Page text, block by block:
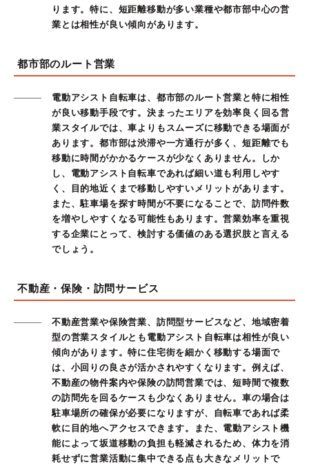
ります。特に、短距離移動が多い業種や都市部中心の営
業とは相性が良い傾向があります。
都市部のルート営業
電動アシスト自転車は、都市部のルート営業と特に相性
が良い移動手段です。決まったエリアを効率良く回る営
業スタイルでは、車よりもスムーズに移動できる場面が
あります。都市部は渋滞や一方通行が多く、短距離でも
移動に時間がかかるケースが少なくありません。しか
し、電動アシスト自転車であれば細い道も利用しやす
く、目的地近くまで移動しやすいメリットがあります。
また、駐車場を探す時間が不要になることで、訪問件数
を増やしやすくなる可能性もあります。営業効率を重視
する企業にとって、検討する価値のある選択肢と言える
でしょう。
不動産・保険・訪問サービス
不動産営業や保険営業、訪問型サービスなど、地域密着
型の営業スタイルとも電動アシスト自転車は相性が良い
傾向があります。特に住宅街を細かく移動する場面で
は、小回りの良さが活かされやすくなります。例えば、
不動産の物件案内や保険の訪問営業では、短時間で複数
の訪問先を回るケースも少なくありません。車の場合は
駐車場所の確保が必要になりますが、自転車であれば柔
軟に目的地へアクセスできます。また、電動アシスト機
能によって坂道移動の負担も軽減されるため、体力を消
耗せずに営業活動に集中できる点も大きなメリットで